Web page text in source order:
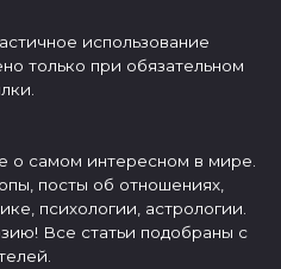
использование
только при обязательном
о самом интересном в мире.
посты об отношениях,
психологии, астрологии.
Все статьи подобраны с